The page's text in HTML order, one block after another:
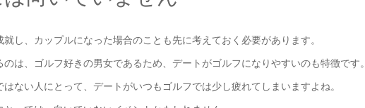
し、カップルになった場合のことも先に考えておく必要があります。
は、ゴルフ好きの男女であるため、デートがゴルフになりやすいのも特徴です。
ない人にとって、デートがいつもゴルフでは少し疲れてしまいますよね。